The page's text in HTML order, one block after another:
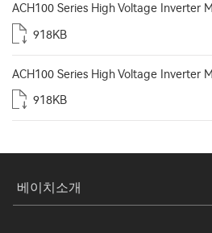
ACH100 Series High Voltage Inverter
918KB
ACH100 Series High Voltage Inverter
918KB
베이치소개